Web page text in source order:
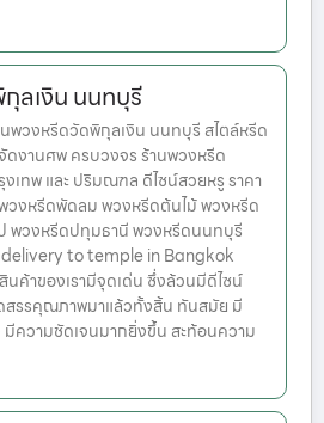
ลเงิน นนทบุรี
วงหรีดวัดพิกุลเงิน นนทบุรี สไตล์หรีด
ดงานศพ ครบวงจร ร้านพวงหรีด
เทพ และ ปริมณฑล ดีไซน์สวยหรู ราคา
งหรีดพัดลม พวงหรีดต้นไม้ พวงหรีด
พวงหรีดปทุมธานี พวงหรีดนนทบุรี
to temple in Bangkok
นค้าของเรามีจุดเด่น ซึ่งล้วนมีดีไซน์
สรรคุณภาพมาแล้วทั้งสิ้น ทันสมัย มี
ความชัดเจนมากยิ่งขึ้น สะท้อนความ